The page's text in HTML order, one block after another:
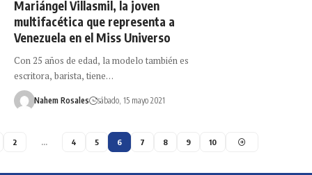
Mariángel Villasmil, la joven
multifacética que representa a
Venezuela en el Miss Universo
Con 25 años de edad, la modelo también es
escritora, barista, tiene…
Nahem Rosales sábado, 15 mayo 2021
2 … 4 5 6 7 8 9 10